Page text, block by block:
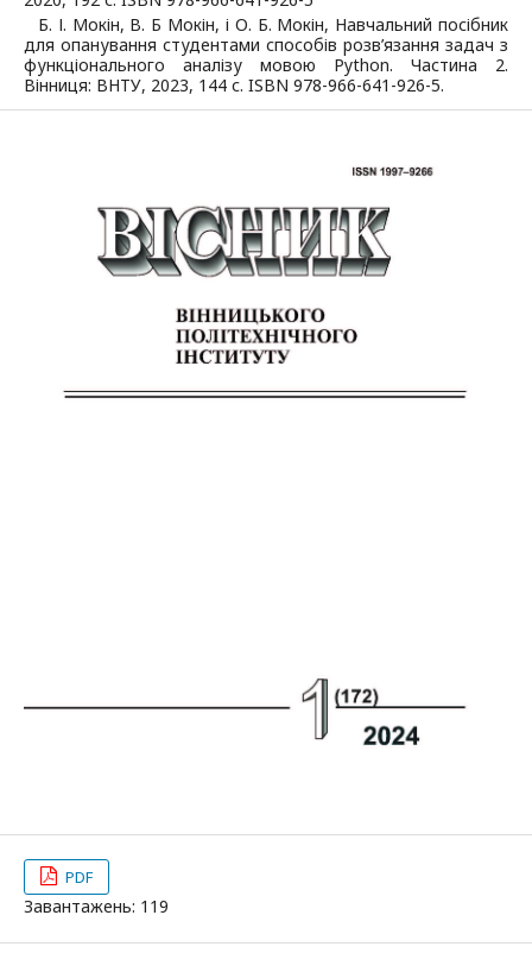
Б. І. Мокін, В. Б Мокін, і О. Б. Мокін, Навчальний посібник
для опанування студентами способів розв’язання задач з
функціонального аналізу мовою Python. Частина 2.
Вінниця: ВНТУ, 2023, 144 с. ISBN 978-966-641-926-5.
PDF
Завантажень: 119